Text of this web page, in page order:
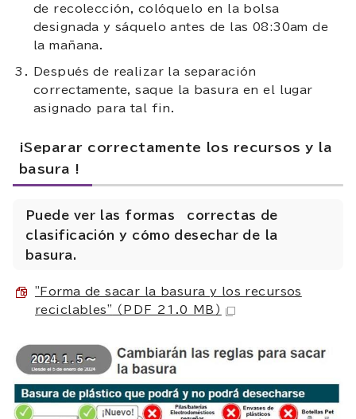
de recolección, colóquelo en la bolsa
designada y sáquelo antes de las 08:30am de
la mañana.
Después de realizar la separación
correctamente, saque la basura en el lugar
asignado para tal fin.
¡Separar correctamente los recursos y la
basura !
Puede ver las formas correctas de
clasificación y cómo desechar de la
basura.
"Forma de sacar la basura y los recursos
reciclables" （PDF 21.0 MB）